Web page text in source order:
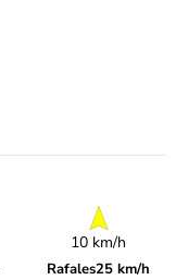
10 km/h
Rafales25 km/h